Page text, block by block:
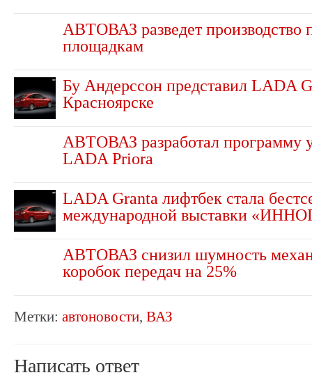
АВТОВАЗ разведет производство
площадкам
Бу Андерссон представил LADA
Красноярске
АВТОВАЗ разработал программу
LADA Priora
LADA Granta лифтбек стала
международной выставки
АВТОВАЗ снизил шумность
коробок передач на 25%
Метки: автоновости, ВАЗ
Написать ответ